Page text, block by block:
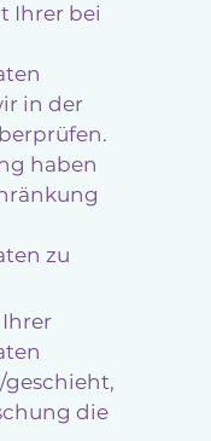
Ihrer bei
in der
haben
zu
die